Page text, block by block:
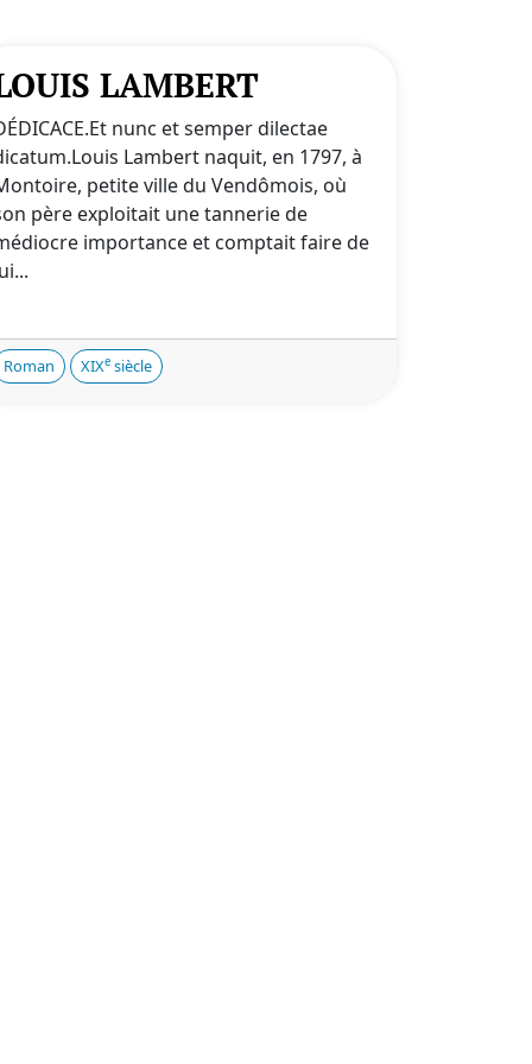
LAMBERT
nunc et semper dilectae
Lambert naquit, en 1797, à
petite ville du Vendômois, où
père exploitait une tannerie de
importance et comptait faire de
Roman XIXe siècle